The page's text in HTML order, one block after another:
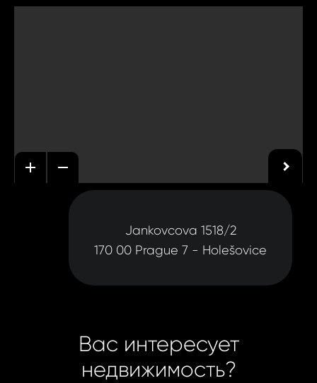
Jankovcova 1518/2
170 00 Prague 7 - Holešovice
Вас интересует
недвижимость?